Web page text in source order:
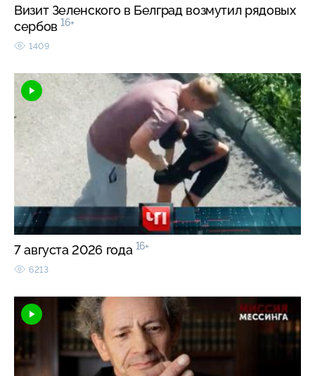
Визит Зеленского в Белград возмутил рядовых
сербов 16+
1409
7 августа 2026 года 16+
6213